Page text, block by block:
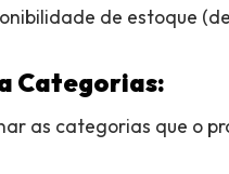
de estoque
Categorias:
as categorias que o